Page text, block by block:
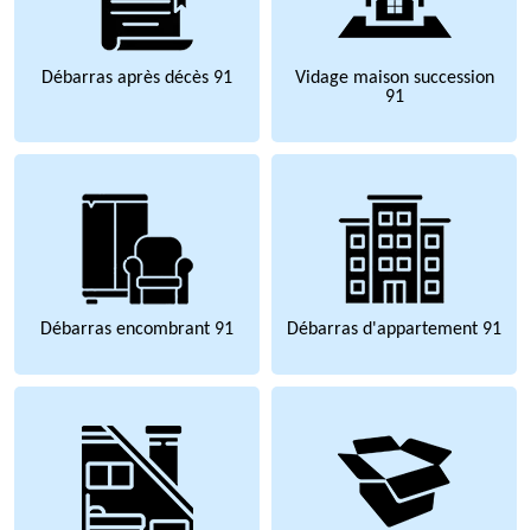
Débarras après décès 91
Vidage maison succession
91
Débarras encombrant 91 Débarras d'appartement 91